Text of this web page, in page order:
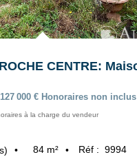
127 000 € Honoraires non inclus
à la charge du vendeur
84 m² Réf : 9994